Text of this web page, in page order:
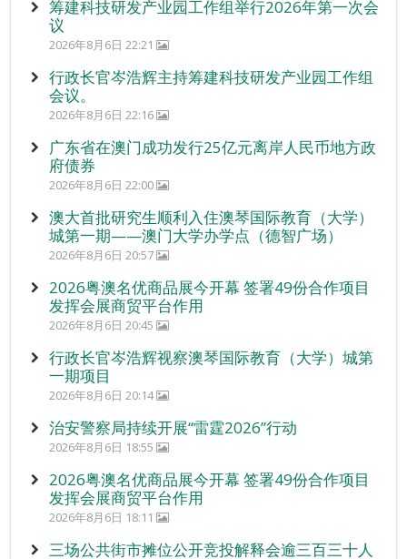
筹建科技研发产业园工作组举行2026年第一次会
议
2026年8月6日 22:21
行政长官岑浩辉主持筹建科技研发产业园工作组
会议。
2026年8月6日 22:16
广东省在澳门成功发行25亿元离岸人民币地方政
府债券
2026年8月6日 22:00
澳大首批研究生顺利入住澳琴国际教育（大学）
城第一期——澳门大学办学点（德智广场）
2026年8月6日 20:57
2026粤澳名优商品展今开幕 签署49份合作项目
发挥会展商贸平台作用
2026年8月6日 20:45
行政长官岑浩辉视察澳琴国际教育（大学）城第
一期项目
2026年8月6日 20:14
治安警察局持续开展“雷霆2026”行动
2026年8月6日 18:55
2026粤澳名优商品展今开幕 签署49份合作项目
发挥会展商贸平台作用
2026年8月6日 18:11
三场公共街市摊位公开竞投解释会逾三百三十人